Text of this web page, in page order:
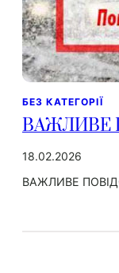
БЕЗ КАТЕГОРІЇ
ВАЖЛИВЕ
18.02.2026
ВАЖЛИВЕ